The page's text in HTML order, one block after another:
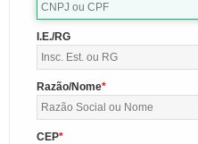
I.E./RG
Razão/Nome
CEP